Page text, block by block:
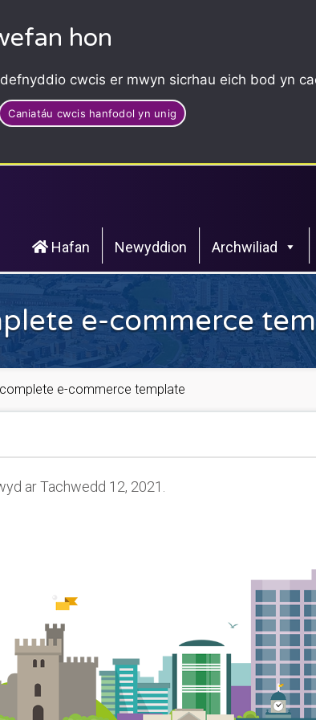
hon
cwcis er mwyn sicrhau eich bod yn
Caniatáu cwcis hanfodol yn unig
Hafan Newyddion Archwiliad
e-commerce
complete e-commerce template
ar Tachwedd 12, 2021.